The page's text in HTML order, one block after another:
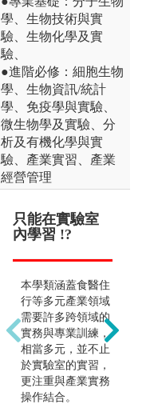
學、生物技術與實
驗、生物化學及實
驗、
●進階必修：細胞生物
學、生物資訊/統計
學、免疫學與實驗、
微生物學及實驗、分
析及有機化學與實
驗、產業實習、產業
經營管理
前途渺茫 !?
業生涯更為寬闊，
就業選擇多元，且
生醫工程為國際公
認最具發展潛力的
行業之一。
只能在實驗室
內學習 !?
本學類涵蓋食醫住
行等多元產業領域
需要許多跨領域的
實務與專業訓練，
相當多元，並不止
於實驗室的實習，
更注重與產業實務
操作結合。